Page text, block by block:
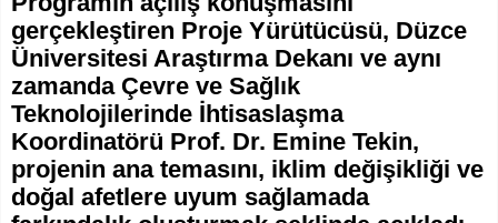
gerçekleştiren Proje Yürütücüsü, Düzce
Üniversitesi Araştırma Dekanı ve aynı
zamanda Çevre ve Sağlık
Teknolojilerinde İhtisaslaşma
Koordinatörü Prof. Dr. Emine Tekin,
projenin ana temasını, iklim değişikliği ve
doğal afetlere uyum sağlamada